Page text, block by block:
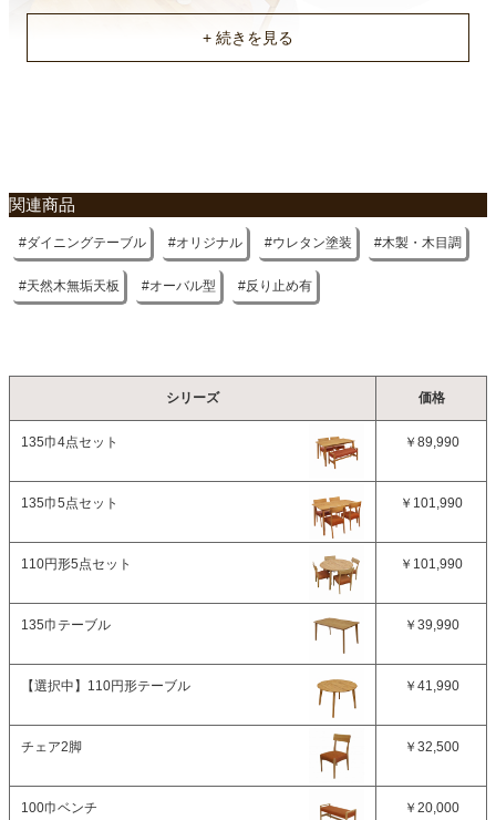
ベトナム
関連商品
ダイニングテーブル オリジナル ウレタン塗装 木製・木目調
天然木無垢天板 オーバル型 反り止め有
シリーズ 価格
135巾4点セット ￥89,990
135巾5点セット ￥101,990
110円形5点セット ￥101,990
135巾テーブル ￥39,990
【選択中】 110円形テーブル ￥41,990
チェア2脚 ￥32,500
100巾ベンチ ￥20,000